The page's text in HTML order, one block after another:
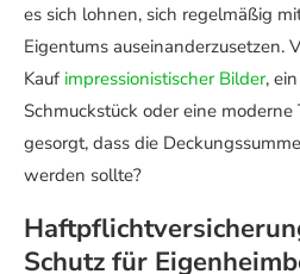
es sich lohnen, sich regelmäßig
Eigentums auseinanderzusetzen.
Kauf impressionistischer Bilder,
Schmuckstück oder eine
gesorgt, dass die
werden sollte?
Schutz für